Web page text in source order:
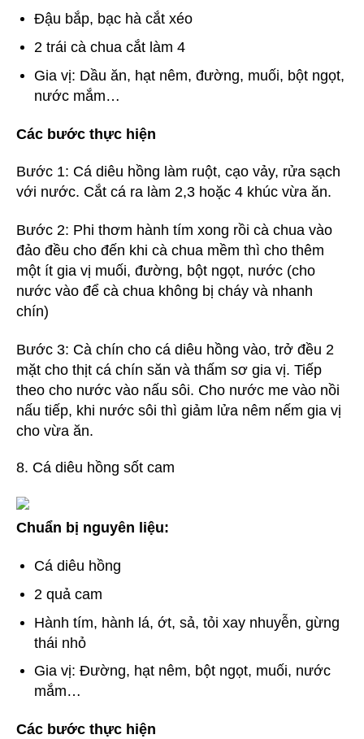
Đậu bắp, bạc hà cắt xéo
2 trái cà chua cắt làm 4
Gia vị: Dầu ăn, hạt nêm, đường, muối, bột ngọt,
nước mắm…
Các bước thực hiện
Bước 1: Cá diêu hồng làm ruột, cạo vảy, rửa sạch
với nước. Cắt cá ra làm 2,3 hoặc 4 khúc vừa ăn.
Bước 2: Phi thơm hành tím xong rồi cà chua vào
đảo đều cho đến khi cà chua mềm thì cho thêm
một ít gia vị muối, đường, bột ngọt, nước (cho
nước vào để cà chua không bị cháy và nhanh
chín)
Bước 3: Cà chín cho cá diêu hồng vào, trở đều 2
mặt cho thịt cá chín săn và thấm sơ gia vị. Tiếp
theo cho nước vào nấu sôi. Cho nước me vào nồi
nấu tiếp, khi nước sôi thì giảm lửa nêm nếm gia vị
cho vừa ăn.
8. Cá diêu hồng sốt cam
Chuẩn bị nguyên liệu:
Cá diêu hồng
2 quả cam
Hành tím, hành lá, ớt, sả, tỏi xay nhuyễn, gừng
thái nhỏ
Gia vị: Đường, hạt nêm, bột ngọt, muối, nước
mắm…
Các bước thực hiện